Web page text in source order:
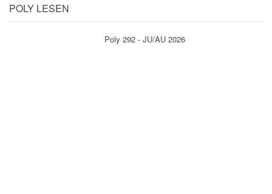
POLY LESEN
Poly 292 - JU/AU 2026